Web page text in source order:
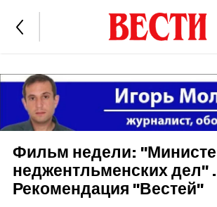
Фильм недели:
неджентльменских дел" .
Рекомендация "Вестей"